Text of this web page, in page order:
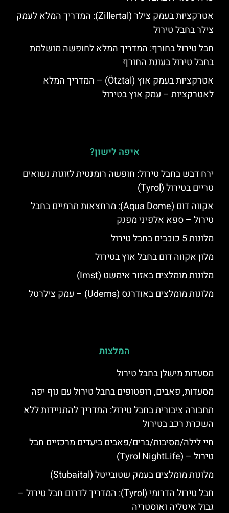
אטרקציות בעמק צילר (Zillertal): המדריך המלא לעמק
צילר בחבל טירול
חבל טירול בחורף: המדריך המלא לחופשה מושלמת
בחבל טירול בעונת החורף
אטרקציות בעמק אוץ (Ötztal) – המדריך המלא
לאטרקציות – עמק אוץ בטירול
איפה לישון?
ירח דבש בחבל טירול: חופשה רומנטית לזוגות נשואים
טריים בטירול (Tyrol)
אקווה דום (Aqua Dome): מרחצאות תרמיים בחבל
טירול – ספא אלפיני מפנק
מלונות 5 כוכבים בחבל טירול
מלון אקווה דום בחבל אוץ בטירול
מלונות מומלצים באזור אימשט (Imst)
מלונות מומלצים באודרנס (Uderns) – עמק צילרטל
המלצות
מסעדות מישלן בחבל טירול
מסעדות, פאבים, רופטופים בחבל טירול עם נוף יפה
תחבורה ציבורית בחבל טירול: המדריך להתניידות ללא
השכרת רכב בטירול
חיי לילה/מסיבות/ברים/פאבים ביעדים מרכזיים חבל
טירול – (Tyrol NightLife)
מלונות מומלצים בעמק שטובייטל (Stubaital)
חבל טירול הדרומי (Tyrol): המדריך לדרום חבל טירול –
גבול איטליה ואוסטריה